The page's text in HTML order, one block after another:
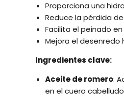
Proporciona una
Reduce la pérdida
Facilita el peinado en
Mejora el desenredo
Ingredientes clave:
Aceite de romero:
en el cuero